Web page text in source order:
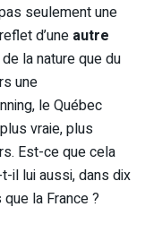
seulement une
d’une autre
la nature que du
une
le Québec
vraie, plus
Est-ce que cela
il lui aussi, dans dix
la France ?